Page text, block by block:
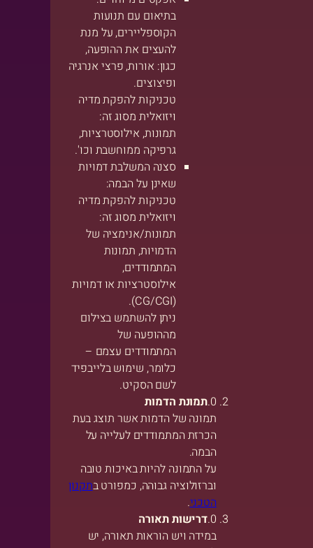
בתיאום עם תנועות
הקוספליירים, על מנת
להעצים את ההופעה,
כגון: אורות, פרצי אנרגיה
ופיצוצים.
טכניקות להפקת מדיה
ויזואלית מסוג זה:
תמונות, אילוסטרציות,
גרפיקה ממוחשבת וכו'.
סצנה המשלבת דמויות
שאינן על הבמה:
טכניקות להפקת מדיה
ויזואלית מסוג זה:
תמונות/אנימציה של
הדמויות, תמונות
המתמודדים,
אילוסטרציות או דמויות
(CG/CGI).
ניתן להשתמש בצילום
מההופעה של
המתמודדים עצמם –
כלומר, שימוש בלייבפיד
לשם הסקיט.
תמונת הדמות
תמונה של הדמות אשר תוצג בעת
הכרזת המתמודדים לעלייה על
הבמה.
על התמונה להיות באיכות טובה
וברזולוציה גבוהה, כמפורט בתקנון
הטכני.
דרישות תאורה
במידה ויש הוראות תאורה, יש